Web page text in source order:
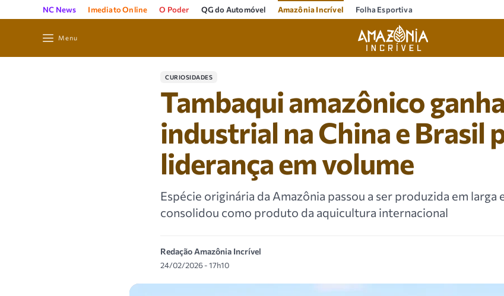
NC News Imediato Online O Poder QG do Automóvel Amazônia Incrível Folha Esportiva
Menu
CURIOSIDADES
Tambaqui amazônico
industrial na China e Brasil
liderança em volume
Espécie originária da Amazônia passou a ser produzida em larga
consolidou como produto da aquicultura internacional
Redação Amazônia Incrível
24/02/2026 - 17h10